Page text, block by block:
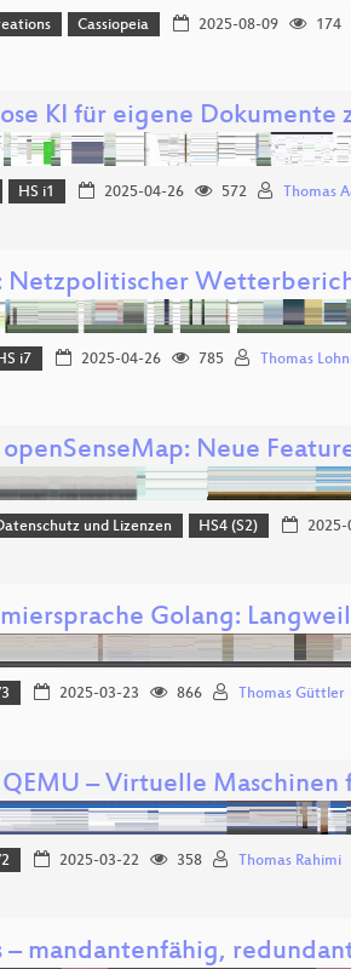
Cassiopeia 2025-08-09 174
KI für eigene Dokumente
HS i1 2025-04-26 572 Thomas
Netzpolitischer
i7 2025-04-26 785 Thomas
openSenseMap: Neue
und Lizenzen HS4 (S2) 2025-
Golang:
2025-03-23 866 Thomas Güttler
QEMU – Virtuelle
2025-03-22 358 Thomas Rahimi
– mandantenfähig,